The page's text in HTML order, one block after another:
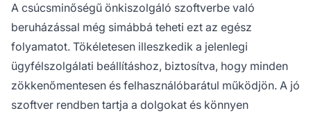
A csúcsminőségű önkiszolgáló szoftverbe való
beruházással még simábbá teheti ezt az egész
folyamatot. Tökéletesen illeszkedik a jelenlegi
ügyfélszolgálati beállításhoz, biztosítva, hogy minden
zökkenőmentesen és felhasználóbarátul működjön. A jó
szoftver rendben tartja a dolgokat és könnyen